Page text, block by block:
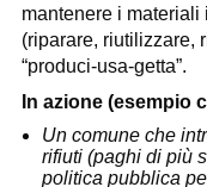
mantenere i
(riparare, riutilizzare,
“produci-usa-getta”.
In azione (esempio
Un comune che
rifiuti (paghi di più
politica pubblica